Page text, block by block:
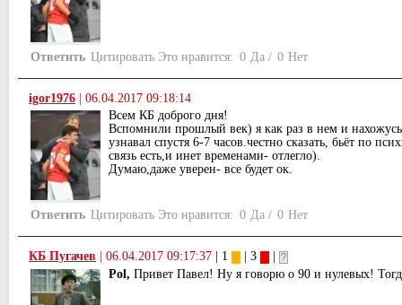
Ответить Цитировать Это нравится: 0 Да / 0 Нет
igor1976
06.04.2017 09:18:14
Всем КБ доброго дня!
Вспомнили прошлый век) я как раз в нем и
узнавал спустя 6-7 часов.честно сказать, бьёт по
связь есть,и инет временами- отлегло).
Думаю,даже уверен- все будет ок.
Ответить Цитировать Это нравится: 0 Да / 0 Нет
КБ Пугачев 06.04.2017 09:17:37 | 1 | 3
Pol, Привет Павел! Ну я говорю о 90 и нулевых!